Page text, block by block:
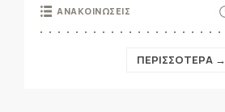
ΑΝΑΚΟΙΝΩΣΕΙΣ
ΠΕΡΙΣΣΟΤΕΡΑ →